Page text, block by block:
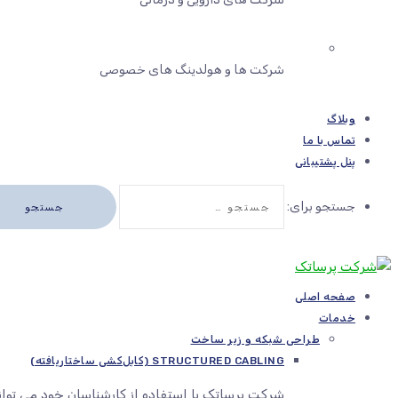
شرکت ها و هولدینگ های خصوصی
وبلاگ
تماس با ما
پنل پشتیبانی
جستجو برای:
صفحه اصلی
خدمات
طراحی شبکه و زیر ساخت
STRUCTURED CABLING (کابل‌کشی ساختاریافته)
شرکت پرساتک با استفاده از کارشناسان خود می